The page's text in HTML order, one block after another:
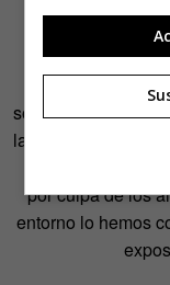
Pero antes
son las redes
la que todo
tampoco son una
por culpa de los
entorno lo hemos